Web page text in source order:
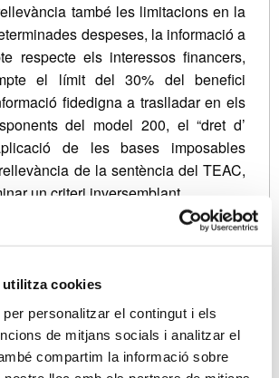
cookies
personalitzar el contingut i els
de mitjans socials i analitzar el
compartim la informació sobre
també les limitacions en la
despeses, la informació a
respecte els interessos financers,
el límit del 30% del benefici
fidedigna a traslladar en els
del model 200, el “dret d’
de les bases imposables
de la sentència del TEAC,
un criteri inversemblant.
sessió des de la vessant pràctica,
aspectes que suposen ajustos
comptable més corrents, que
ampliació de les diferències
(deduïbles i imposables),
de la reserva de capitalització i
com a incentius fiscals en